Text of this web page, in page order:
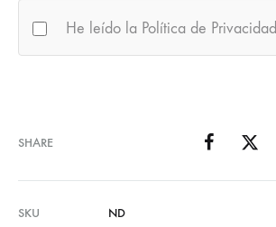
He leído la Política de Privacidad
SHARE
SKU
ND